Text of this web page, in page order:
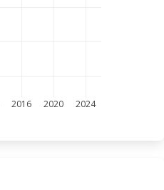
2016 2020 2024